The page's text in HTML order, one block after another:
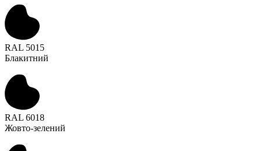
RAL 5015
Блакитний
RAL 6018
Жовто-зелений